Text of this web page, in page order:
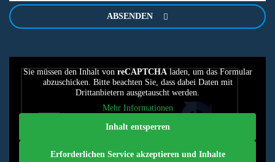
ABSENDEN
Sie müssen den Inhalt vonreCAPTCHAladen, um das Formular
abzuschicken. Bitte beachten Sie, dass dabei Daten mit
Drittanbietern ausgetauscht werden.
Mehr Informationen
Inhalt entsperren
Erforderlichen Service akzeptieren und Inhalte